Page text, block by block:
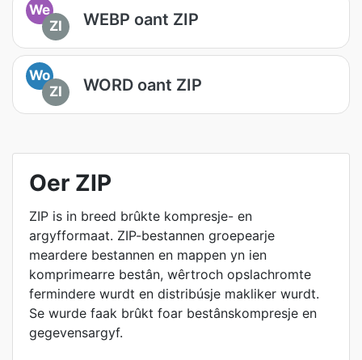
We
ZI
WEBP oant ZIP
Wo
ZI
WORD oant ZIP
Oer ZIP
ZIP is in breed brûkte kompresje- en
argyfformaat. ZIP-bestannen groepearje
meardere bestannen en mappen yn ien
komprimearre bestân, wêrtroch opslachromte
fermindere wurdt en distribúsje makliker wurdt.
Se wurde faak brûkt foar bestânskompresje en
gegevensargyf.